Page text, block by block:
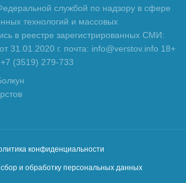
службой по надзору в сфере
технологий и массовых
в реестре зарегистрированных СМИ:
г. почта: info@verstov.info 18+
(3519) 279-733
конфиденциальности
и обработку персональных данных